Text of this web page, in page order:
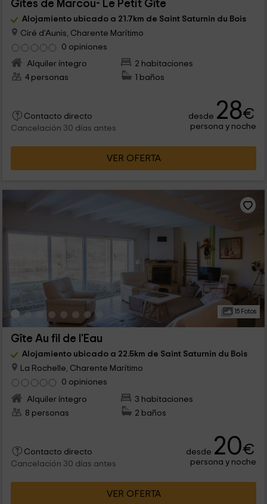
Gîtes de Marcou- Le Petit Gîte
Alojamiento ubicado a 21.7km de Saint Saturnin du Bois
Ciré d'Aunis, Charente Marítimo
0 opiniones
Alquiler íntegro
2 habitaciones
4 personas
1 baños
Contacto directo
Cancelación 30 días antes
desde 28€
persona y noche
VER OFERTA
15 Fotos
Gîte Au fil de l'Eau
Alojamiento ubicado a 22.5km de Saint Saturnin du Bois
La Rochelle, Charente Marítimo
0 opiniones
Alquiler íntegro
3 habitaciones
8 personas
2 baños
Contacto directo
Cancelación 30 días antes
desde 20€
persona y noche
VER OFERTA